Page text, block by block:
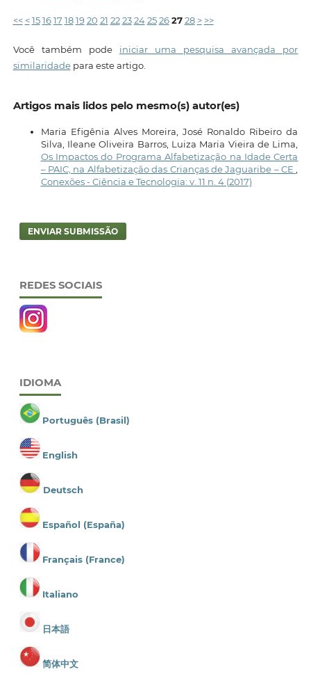
<< < 15 16 17 18 19 20 21 22 23 24 25 26 27 28 > >>
Você também pode iniciar uma pesquisa avançada por
similaridadepara este artigo.
Artigos mais lidos pelo mesmo(s) autor(es)
Maria Efigênia Alves Moreira, José Ronaldo Ribeiro da
Silva, Ileane Oliveira Barros, Luiza Maria Vieira de Lima,
Os Impactos do Programa Alfabetização na Idade Certa
– PAIC, na Alfabetização das Crianças de Jaguaribe – CE
Conexões - Ciência e Tecnologia: v. 11 n. 4 (2017)
ENVIAR SUBMISSÃO
REDES SOCIAIS
IDIOMA
Português (Brasil)
English
Deutsch
Español (España)
Français (France)
Italiano
日本語
简体中文